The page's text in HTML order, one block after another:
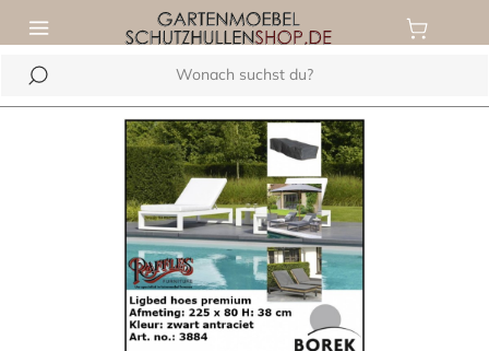
springen
Bildergalerie überspringen